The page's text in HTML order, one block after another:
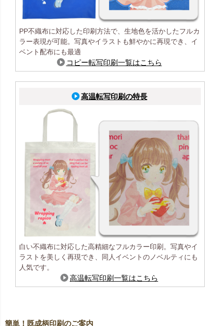
PP不織布に対応した印刷方法で、生地色を活かしたフルカ
ラー表現が可能。写真やイラストも鮮やかに再現でき、イ
ベント配布にも最適
コピー転写印刷一覧はこちら
高温転写印刷の特長
白い不織布に対応した高精細なフルカラー印刷。写真やイ
ラストを美しく再現でき、同人イベントのノベルティにも
人気です。
高温転写印刷一覧はこちら
簡単！既成柄印刷のご案内